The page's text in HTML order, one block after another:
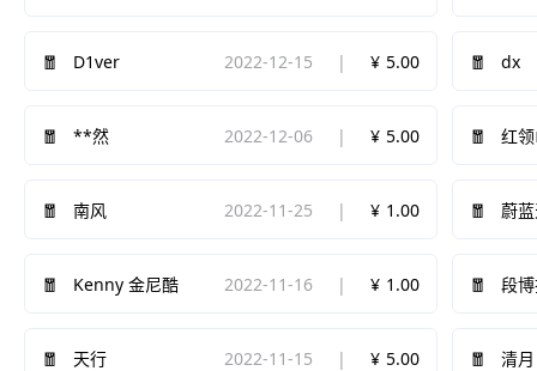
D1ver 2022-12-15 5.00 dx
**然 2022-12-06 5.00 红
南风 2022-11-25 1.00 蔚
Kenny 金尼酷 2022-11-16 1.00 段
天行 2022-11-15 5.00 清月